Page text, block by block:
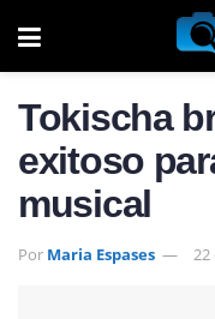
Tokischa
exitoso
musical
Por Maria Espases 22